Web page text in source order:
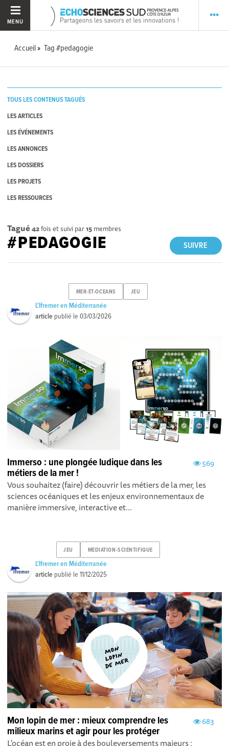
MENU
Accueil Tag #pedagogie
TOUS LES CONTENUS TAGUÉS
LES ARTICLES
LES ÉVÉNEMENTS
LES ANNONCES
LES DOSSIERS
LES PROJETS
LES RESSOURCES
Tagué 42fois et suivi par15 membres
SUIVRE
#PEDAGOGIE
MER-ET-OCEANS JEU
L'Ifremer en Méditerranée
article publié le03/03/2026
569
Immerso : une plongée ludique dans les
métiers de la mer !
Vous souhaitez (faire) découvrir les métiers de la mer, les
sciences océaniques et les enjeux environnementaux de
manière immersive, interactive et...
JEU MEDIATION-SCIENTIFIQUE
L'Ifremer en Méditerranée
article publié le11/12/2025
683
Mon lopin de mer : mieux comprendre les
milieux marins et agir pour les protéger
L'océan est en proie à des bouleversements majeurs :